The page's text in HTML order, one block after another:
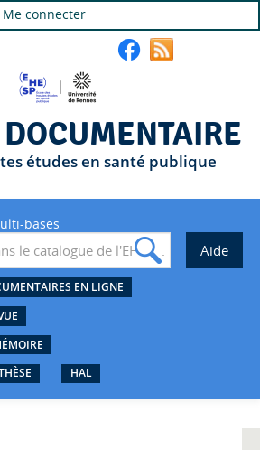
Me connecter
études en santé publique
bases
EN LIGNE
HAL